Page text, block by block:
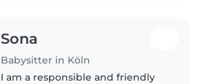
Sona
Babysitter in Köln
I am a responsible and friendly